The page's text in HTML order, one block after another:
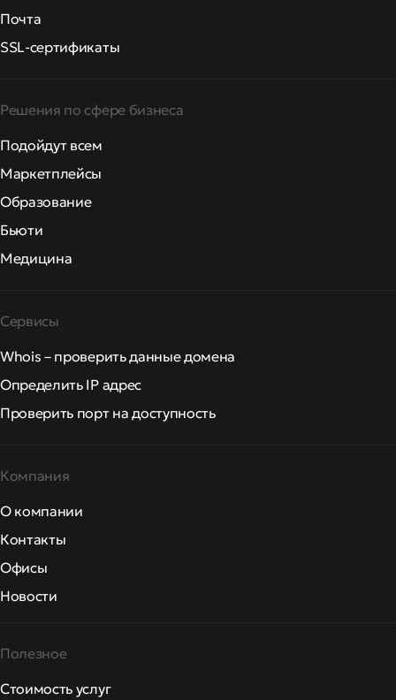
Почта
SSL-сертификаты
Решения по сфере бизнеса
Подойдут всем
Маркетплейсы
Образование
Бьюти
Медицина
Сервисы
Whois – проверить данные домена
Определить IP адрес
Проверить порт на доступность
Компания
О компании
Контакты
Офисы
Новости
Полезное
Стоимость услуг